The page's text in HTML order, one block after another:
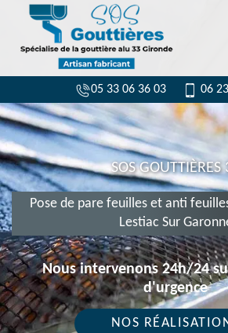
05 33 06 36 03 06
SOS GOUTTIÈRES
Pose de pare feuilles et anti
Lestiac Sur
Nous intervenons 24h/24
d'urgence
NOS